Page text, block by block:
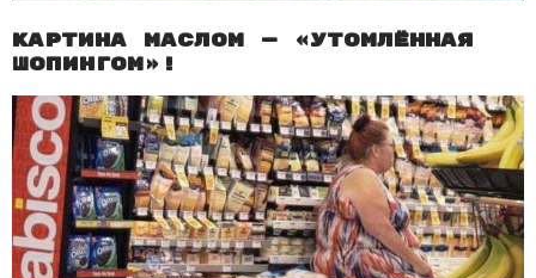
Картина маслом — «Утомлённая
шопингом»!